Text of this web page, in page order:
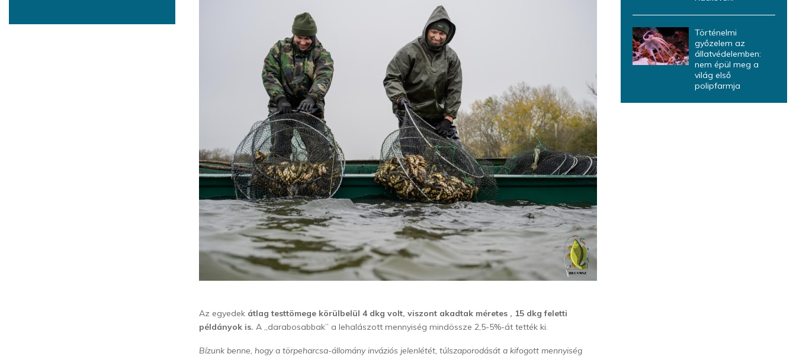
Az egyedek átlag testtömege körülbelül 4 dkg volt, viszont akadtak méretes , 15 dkg feletti
példányok is. A „darabosabbak” a lehalászott mennyiség mindössze 2,5-5%-át tették ki.
Bízunk benne, hogy a törpeharcsa-állomány inváziós jelenlétét, túlszaporodását a kifogott mennyiség
Történelmi
győzelem az
állatvédelemben:
nem épül meg a
világ első
polipfarmja